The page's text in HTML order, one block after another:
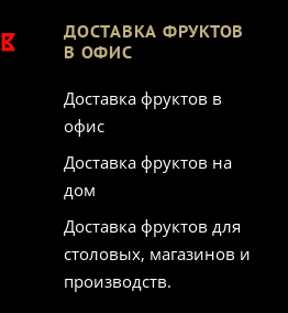
ДОСТАВКА ФРУКТОВ
В ОФИС
Доставка фруктов в
офис
Доставка фруктов на
дом
Доставка фруктов для
столовых, магазинов и
производств.